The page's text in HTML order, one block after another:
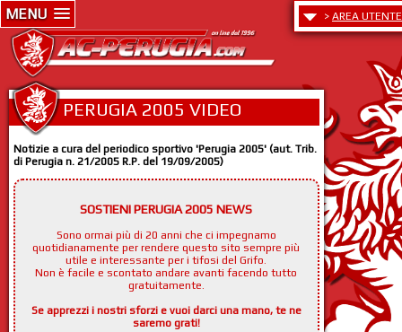
MENU > AREA UTENTE
PERUGIA 2005 VIDEO
Notizie a cura del periodico sportivo 'Perugia 2005' (aut. Trib.
di Perugia n. 21/2005 R.P. del 19/09/2005)
SOSTIENI PERUGIA 2005 NEWS
Sono ormai più di 20 anni che ci impegnamo
quotidianamente per rendere questo sito sempre più
utile e interessante per i tifosi del Grifo.
Non è facile e scontato andare avanti facendo tutto
gratuitamente.
Se apprezzi i nostri sforzi e vuoi darci una mano, te ne
saremo grati!